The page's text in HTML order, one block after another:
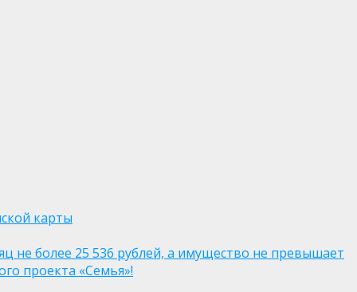
карты
не более 25 536 рублей, а имущество не превышает
проекта «Семья»!